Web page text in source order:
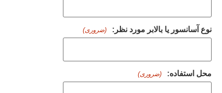
نوع آسانسور یا بالابر مورد نظر: (ضروری)
محل استفاده: (ضروری)